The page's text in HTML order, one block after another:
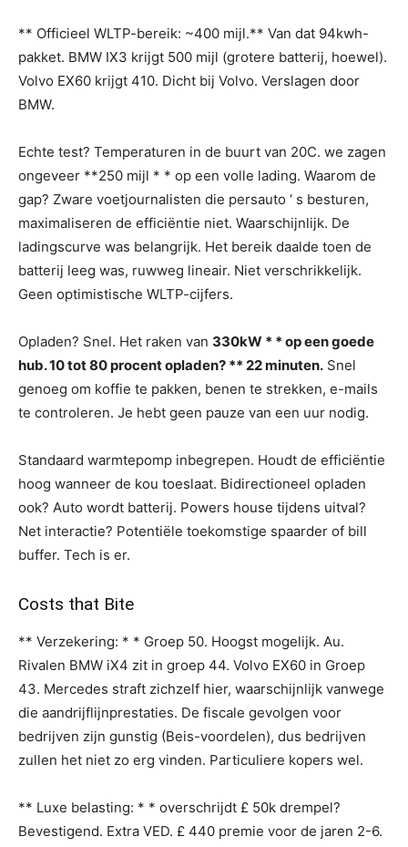
** Officieel WLTP-bereik: ~400 mijl.** Van dat 94kwh-
pakket. BMW IX3 krijgt 500 mijl (grotere batterij, hoewel).
Volvo EX60 krijgt 410. Dicht bij Volvo. Verslagen door
BMW.
Echte test? Temperaturen in de buurt van 20C. we zagen
ongeveer **250 mijl * * op een volle lading. Waarom de
gap? Zware voetjournalisten die persauto ‘ s besturen,
maximaliseren de efficiëntie niet. Waarschijnlijk. De
ladingscurve was belangrijk. Het bereik daalde toen de
batterij leeg was, ruwweg lineair. Niet verschrikkelijk.
Geen optimistische WLTP-cijfers.
Opladen? Snel. Het raken van 330kW * * op een goede
hub. 10 tot 80 procent opladen? ** 22 minuten. Snel
genoeg om koffie te pakken, benen te strekken, e-mails
te controleren. Je hebt geen pauze van een uur nodig.
Standaard warmtepomp inbegrepen. Houdt de efficiëntie
hoog wanneer de kou toeslaat. Bidirectioneel opladen
ook? Auto wordt batterij. Powers house tijdens uitval?
Net interactie? Potentiële toekomstige spaarder of bill
buffer. Tech is er.
Costs that Bite
** Verzekering: * * Groep 50. Hoogst mogelijk. Au.
Rivalen BMW iX4 zit in groep 44. Volvo EX60 in Groep
43. Mercedes straft zichzelf hier, waarschijnlijk vanwege
die aandrijflijnprestaties. De fiscale gevolgen voor
bedrijven zijn gunstig (Beis-voordelen), dus bedrijven
zullen het niet zo erg vinden. Particuliere kopers wel.
** Luxe belasting: * * overschrijdt £ 50k drempel?
Bevestigend. Extra VED. £ 440 premie voor de jaren 2-6.